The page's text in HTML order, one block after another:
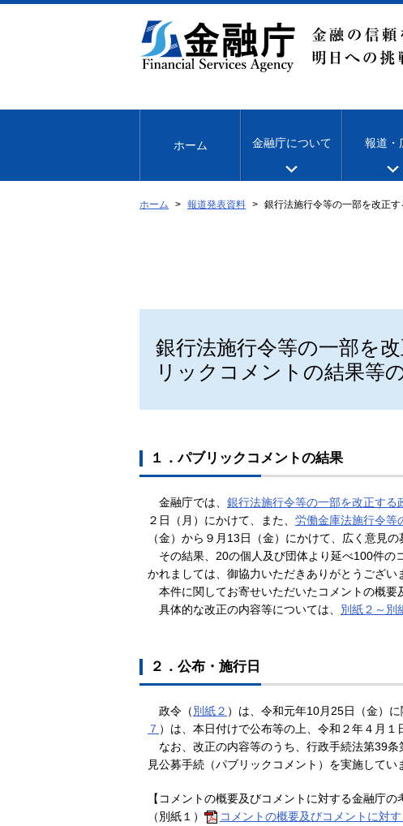
文
移
ホーム 金融庁について 報道・
ホーム 報道発表資料 銀行法施行令等の一部を改正
銀行法施行令等の一部を
リックコメントの結果等
１．パブリックコメントの結果
金融庁では、 銀行法施行令等の一部を改正する
２日（月）にかけて、また、 労働金庫法施行令等
（金）から９月13日（金）にかけて、広く意見の
その結果、20の個人及び団体より延べ100件の
かれましては、御協力いただきありがとうござい
本件に関してお寄せいただいたコメントの概要
具体的な改正の内容等については、 別紙２～別
２．公布・施行日
政令（別紙２ ）は、令和元年10月25日（金）
７ ）は、本日付けで公布等の上、令和２年４月１
なお、改正の内容等のうち、行政手続法第39条
見公募手続（パブリックコメント）を実施してい
【コメントの概要及びコメントに対する金融庁の
（別紙１）
コメントの概要及びコメントに対